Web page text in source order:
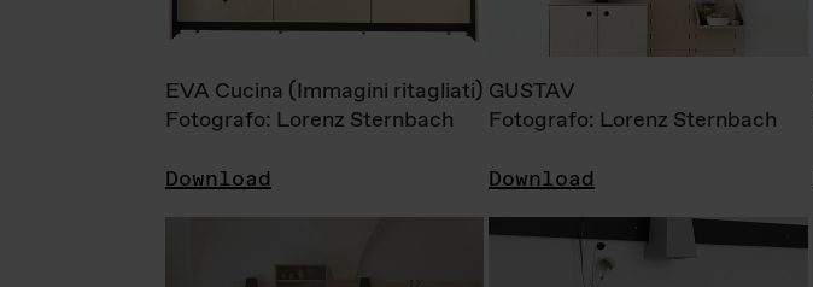
EVA Cucina (Immagini ritagliati)
Fotografo: Lorenz Sternbach
Download
GUSTAV
Fotografo: Lorenz Sternbach
Download